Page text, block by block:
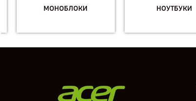
МОНОБЛОКИ НОУТБУКИ